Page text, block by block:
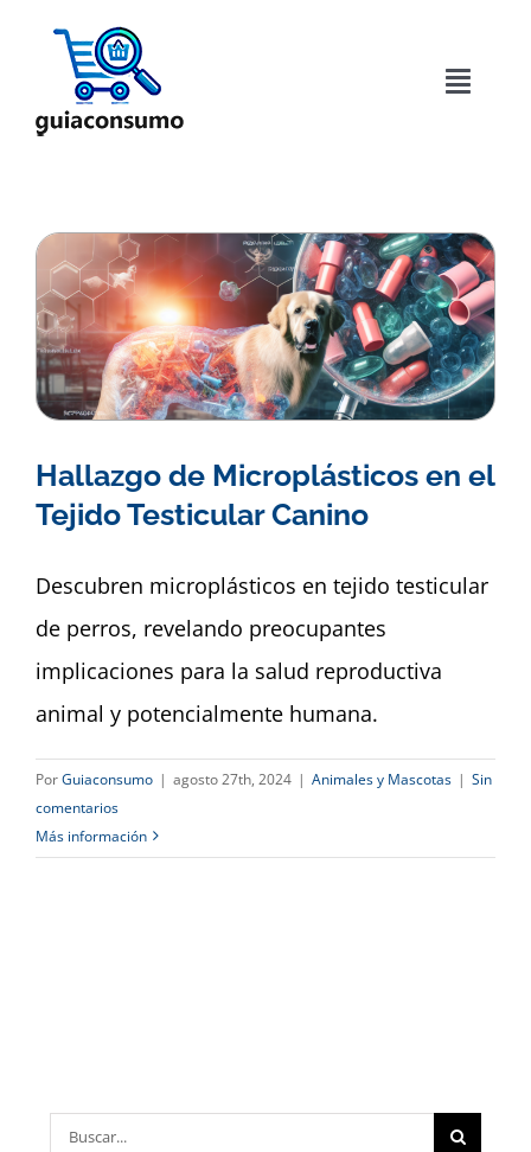
contenido
Toggle
Acerca de
Directorio
Blog
Contactar
Hallazgo de Microplásticos en el
Tejido Testicular Canino
Descubren microplásticos en tejido testicular
de perros, revelando preocupantes
implicaciones para la salud reproductiva
animal y potencialmente humana.
PorGuiaconsumo | agosto 27th, 2024 | Animales y Mascotas | Sin
comentarios
Más información
Buscar: